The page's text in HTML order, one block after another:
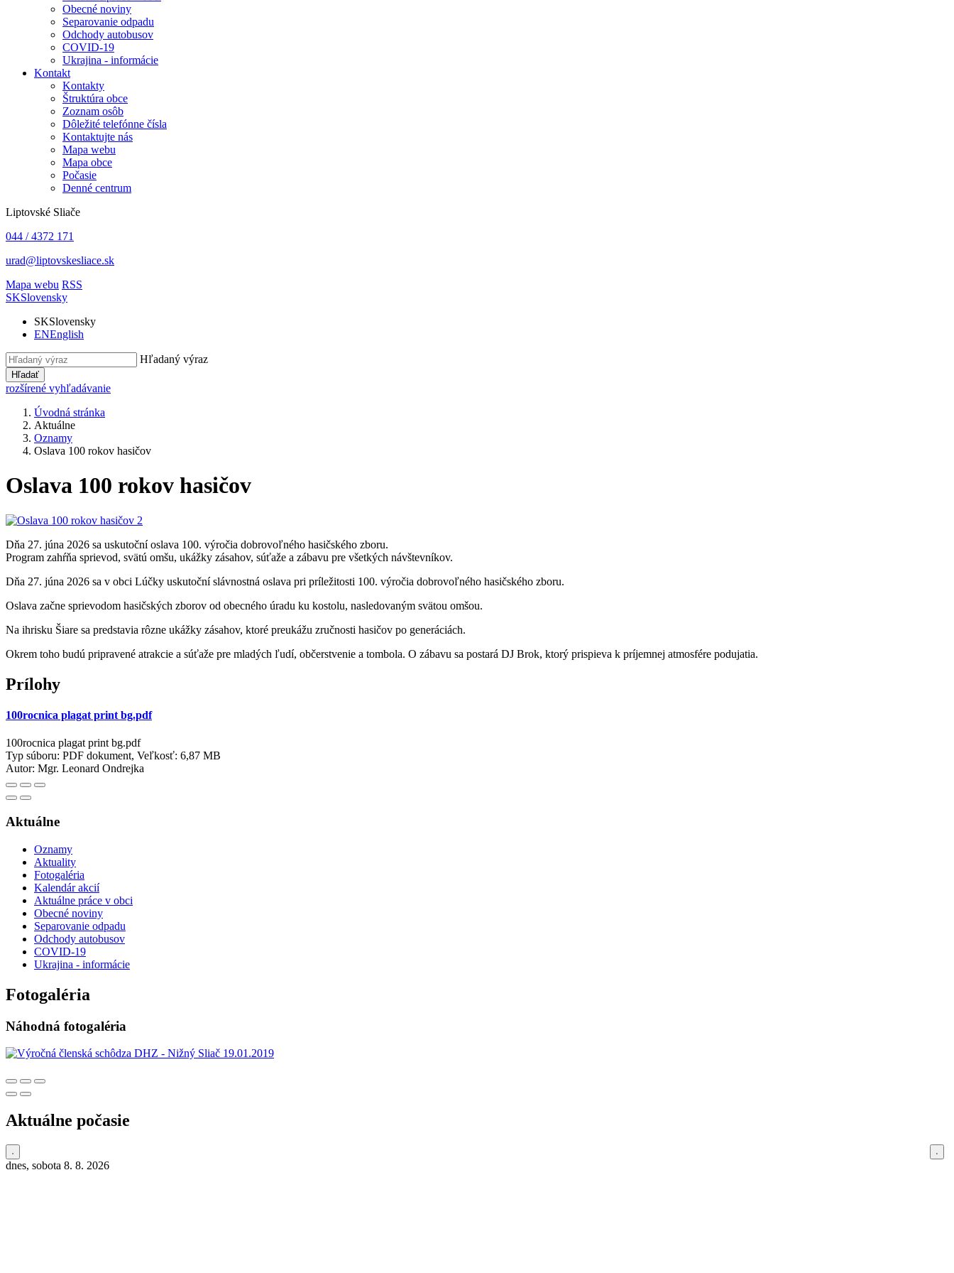
Obecné noviny
Separovanie odpadu
Odchody autobusov
COVID-19
Ukrajina - informácie
Kontakt
Kontakty
Štruktúra obce
Zoznam osôb
Dôležité telefónne čísla
Kontaktujte nás
Mapa webu
Mapa obce
Počasie
Denné centrum
Liptovské Sliače
044 / 4372 171
urad@liptovskesliace.sk
Mapa webu RSS
SKSlovensky
SKSlovensky
ENEnglish
Hľadaný výraz
Hľadať
rozšírené vyhľadávanie
Úvodná stránka
Aktuálne
Oznamy
Oslava 100 rokov hasičov
Oslava 100 rokov hasičov
Dňa 27. júna 2026 sa uskutoční oslava 100. výročia dobrovoľného hasičského zboru.
Program zahŕňa sprievod, svätú omšu, ukážky zásahov, súťaže a zábavu pre všetkých návštevníkov.
Dňa 27. júna 2026 sa v obci Lúčky uskutoční slávnostná oslava pri príležitosti 100. výročia dobrovoľného hasičského zboru.
Oslava začne sprievodom hasičských zborov od obecného úradu ku kostolu, nasledovaným svätou omšou.
Na ihrisku Šiare sa predstavia rôzne ukážky zásahov, ktoré preukážu zručnosti hasičov po generáciách.
Okrem toho budú pripravené atrakcie a súťaže pre mladých ľudí, občerstvenie a tombola. O zábavu sa postará DJ Brok, ktorý prispieva k príjemnej atmosfére podujatia.
Prílohy
100rocnica plagat print bg.pdf
100rocnica plagat print bg.pdf
Typ súboru: PDF dokument, Veľkosť: 6,87 MB
Autor: Mgr. Leonard Ondrejka
Aktuálne
Oznamy
Aktuality
Fotogaléria
Kalendár akcií
Aktuálne práce v obci
Obecné noviny
Separovanie odpadu
Odchody autobusov
COVID-19
Ukrajina - informácie
Fotogaléria
Náhodná fotogaléria
Aktuálne počasie
dnes, sobota 8. 8. 2026